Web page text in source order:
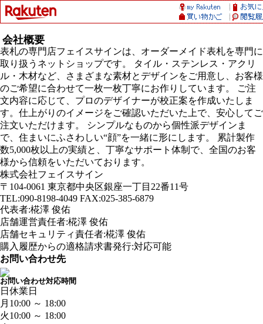
会社概要
表札の専門店フェイスサインは、オーダーメイド表札を専門に
取り扱うネットショップです。 タイル・ステンレス・アクリ
ル・木材など、さまざまな素材とデザインをご用意し、お客様
のご希望に合わせて一枚一枚丁寧にお作りしています。 ご注
文内容に応じて、プロのデザイナーが校正案を作成いたしま
す。仕上がりのイメージをご確認いただいた上で、安心してご
注文いただけます。 シンプルなものから個性派デザインま
で、住まいにふさわしい“顔”を一緒に形にします。 累計製作
数5,000枚以上の実績と、丁寧なサポート体制で、全国のお客
様から信頼をいただいております。
株式会社フェイスサイン
〒104-0061 東京都中央区銀座一丁目22番11号
TEL:090-8198-4049 FAX:025-385-6879
代表者:椛澤 俊佑
店舗運営責任者:椛澤 俊佑
店舗セキュリティ責任者:椛澤 俊佑
購入履歴からの適格請求書発行:対応可能
お問い合わせ先
お問い合わせ対応時間
日 休業日
月 10:00 ～ 18:00
火10:00 ～ 18:00